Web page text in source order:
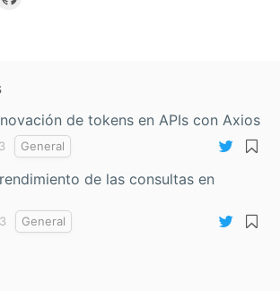
de tokens en APIs con Axios
General
de las consultas en
General